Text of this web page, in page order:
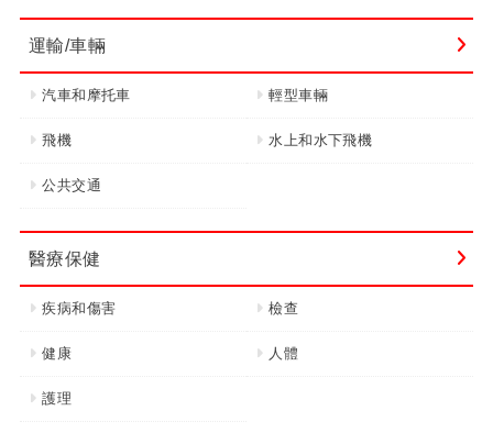
運輸/車輛
汽車和摩托車 輕型車輛
飛機 水上和水下飛機
公共交通
醫療保健
疾病和傷害 檢查
健康 人體
護理